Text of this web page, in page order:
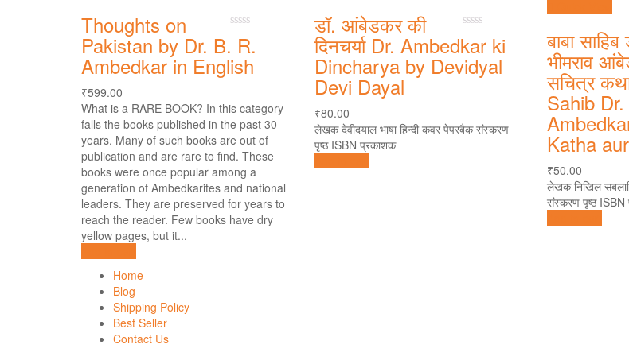
out
of
5
Thoughts on
Pakistan by Dr. B. R.
Ambedkar in English
₹599.00
What is a RARE BOOK? In this category
falls the books published in the past 30
years. Many of such books are out of
publication and are rare to find. These
books were once popular among a
generation of Ambedkarites and national
leaders. They are preserved for years to
reach the reader. Few books have dry
yellow pages, but it...
out
of
5
डॉ. आंबेडकर की
दिनचर्या Dr. Ambedkar ki
Dincharya by Devidyal
Devi Dayal
₹80.00
लेखक देवीदयाल भाषा हिन्दी कवर पेपरबैक संस्करण
पृष्ठ ISBN प्रकाशक
बाबा साहिब
भीमराव
सचित्र
Sahib
Katha
₹50.00
लेखक निखिल
संस्करण पृष्ठ ISBN
Home
Blog
Shipping Policy
Best Seller
Contact Us